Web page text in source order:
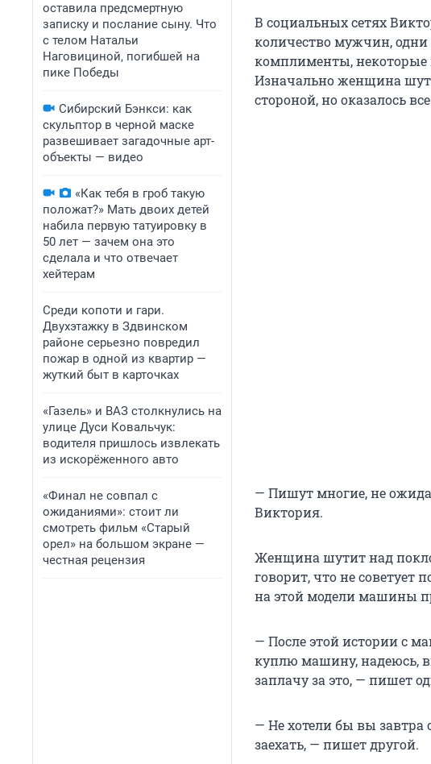
оставила предсмертную
записку и послание сыну. Что
с телом Натальи
Наговициной, погибшей на
пике Победы
Сибирский Бэнкси: как
скульптор в черной маске
развешивает загадочные арт-
объекты — видео
«Как тебя в гроб такую
положат?» Мать двоих детей
набила первую татуировку в
50 лет — зачем она это
сделала и что отвечает
хейтерам
Среди копоти и гари.
Двухэтажку в Здвинском
районе серьезно повредил
пожар в одной из квартир —
жуткий быт в карточках
«Газель» и ВАЗ столкнулись на
улице Дуси Ковальчук:
водителя пришлось извлекать
из искорёженного авто
«Финал не совпал с
ожиданиями»: стоит ли
смотреть фильм «Старый
орел» на большом экране —
честная рецензия
В социальных сетях
количество мужчин,
комплименты, некоторые
Изначально женщина
стороной, но оказалось
— Пишут многие, не
Виктория.
Женщина шутит над
говорит, что не советует
на этой модели машины
— После этой истории с
куплю машину, надеюсь,
заплачу за это, — пишет
— Не хотели бы вы завтра
заехать, — пишет другой.